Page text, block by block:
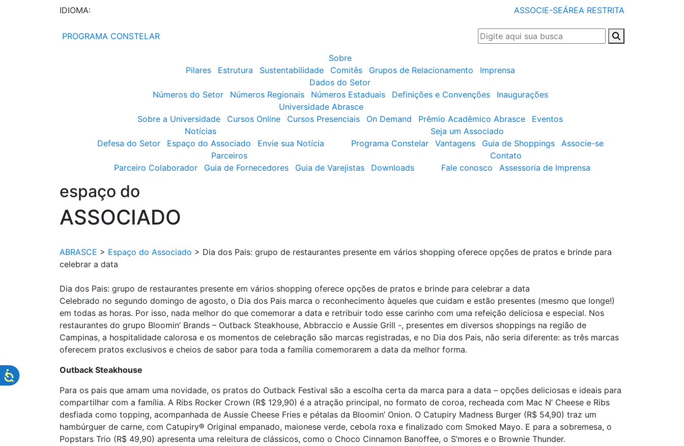
IDIOMA: ASSOCIE-SEÁREA RESTRITA
PROGRAMA CONSTELAR
Sobre
Pilares
Estrutura Sustentabilidade Comitês Grupos de Relacionamento
Imprensa
Dados do Setor
Números do Setor
Números Regionais Números Estaduais Definições e Convenções
Inaugurações
Universidade Abrasce
Sobre a Universidade
Cursos Online Cursos Presenciais On Demand Prêmio Acadêmico Abrasce
Eventos
Notícias
Defesa do Setor
Espaço do Associado Envie sua Notícia
Seja um Associado
Programa Constelar
Vantagens Guia de Shoppings
Associe-se
Parceiros
Parceiro Colaborador
Guia de Fornecedores Guia de Varejistas Downloads
Contato
Fale conosco
Assessoria de Imprensa
espaço do
ASSOCIADO
ABRASCE > Espaço do Associado > Dia dos Pais: grupo de restaurantes presente em vários shopping oferece opções de pratos e brinde para
celebrar a data
Dia dos Pais: grupo de restaurantes presente em vários shopping oferece opções de pratos e brinde para celebrar a data
Celebrado no segundo domingo de agosto, o Dia dos Pais marca o reconhecimento àqueles que cuidam e estão presentes (mesmo que longe!)
em todas as horas. Por isso, nada melhor do que comemorar a data e retribuir todo esse carinho com uma refeição deliciosa e especial. Nos
restaurantes do grupo Bloomin’ Brands – Outback Steakhouse, Abbraccio e Aussie Grill -, presentes em diversos shoppings na região de
Campinas, a hospitalidade calorosa e os momentos de celebração são marcas registradas, e no Dia dos Pais, não seria diferente: as três marcas
oferecem pratos exclusivos e cheios de sabor para toda a família comemorarem a data da melhor forma.
Outback Steakhouse
Para os pais que amam uma novidade, os pratos do Outback Festival são a escolha certa da marca para a data – opções deliciosas e ideais para
compartilhar com a família. A Ribs Rocker Crown (R$ 129,90) é a atração principal, no formato de coroa, recheada com Mac N’ Cheese e Ribs
desfiada como topping, acompanhada de Aussie Cheese Fries e pétalas da Bloomin’ Onion. O Catupiry Madness Burger (R$ 54,90) traz um
hambúrguer de carne, com Catupiry® Original empanado, maionese verde, cebola roxa e finalizado com Smoked Mayo. E para a sobremesa, o
Popstars Trio (R$ 49,90) apresenta uma releitura de clássicos, como o Choco Cinnamon Banoffee, o S’mores e o Brownie Thunder.